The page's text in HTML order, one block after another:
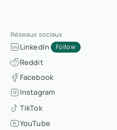
Réseaux sociaux
LinkedIn Follow
Reddit
Facebook
Instagram
TikTok
YouTube